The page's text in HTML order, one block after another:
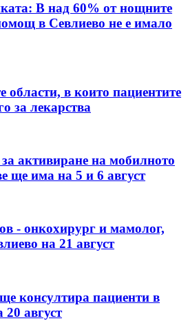
В над 60% от нощните
в Севлиево не е имало
области, в които пациентите
за лекарства
активиране на мобилното
ще има на 5 и 6 август
- онкохирург и мамолог,
на 21 август
консултира пациенти в
август